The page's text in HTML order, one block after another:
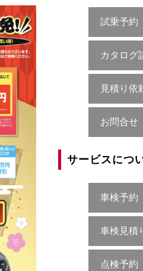
試乗予約
カタログ
見積り依
お問合せ
サービスにつ
車検予約
車検見積
点検予約